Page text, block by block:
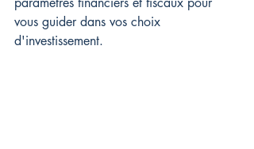
vous guider dans vos choix
d'investissement.